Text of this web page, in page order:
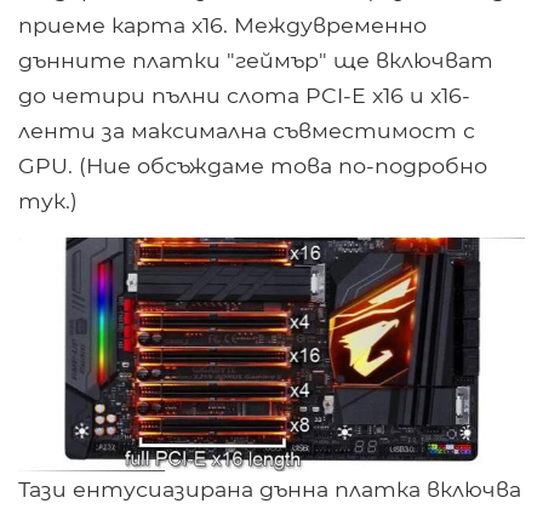
приеме карта x16. Междувременно
дънните платки "геймър" ще включват
до четири пълни слота PCI-E x16 и x16-
ленти за максимална съвместимост с
GPU. (Ние обсъждаме това по-подробно
тук.)
Тази ентусиазирана дънна платка включва